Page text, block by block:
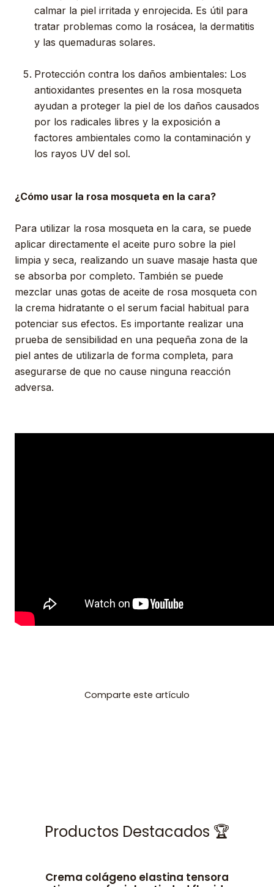
calmar la piel irritada y enrojecida. Es útil para
tratar problemas como la rosácea, la dermatitis
y las quemaduras solares.
Protección contra los daños ambientales: Los
antioxidantes presentes en la rosa mosqueta
ayudan a proteger la piel de los daños causados
por los radicales libres y la exposición a
factores ambientales como la contaminación y
los rayos UV del sol.
¿Cómo usar la rosa mosqueta en la cara?
Para utilizar la rosa mosqueta en la cara, se puede
aplicar directamente el aceite puro sobre la piel
limpia y seca, realizando un suave masaje hasta que
se absorba por completo. También se puede
mezclar unas gotas de aceite de rosa mosqueta con
la crema hidratante o el serum facial habitual para
potenciar sus efectos. Es importante realizar una
prueba de sensibilidad en una pequeña zona de la
piel antes de utilizarla de forma completa, para
asegurarse de que no cause ninguna reacción
adversa.
Comparte este artículo
Productos Destacados 🏆
Crema colágeno elastina tensora